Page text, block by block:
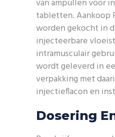
van ampullen voor
tabletten. Aankoop
worden gekocht in
injecteerbare
intramusculair
wordt geleverd in
verpakking met
injectieflacon en
Dosering